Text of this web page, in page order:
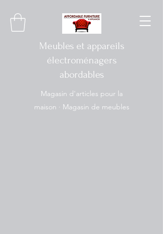
Meubles et appareils
électroménagers
abordables
Magasin d'articles pour la
maison · Magasin de meubles